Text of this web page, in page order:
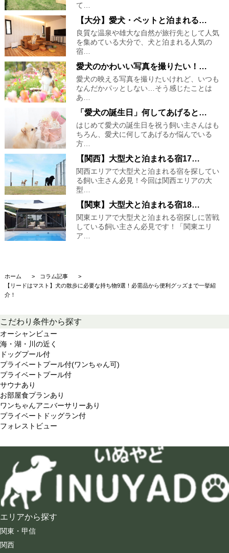
て…
【大分】愛犬・ペットと泊まれる…
良質な温泉や雄大な自然が旅行先として人気
を集めている大分で、犬と泊まれる人気の
宿…
愛犬のかわいい写真を撮りたい！…
愛犬の映える写真を撮りたいけれど、いつも
なんだかパッとしない…そう感じたことは
あ…
「愛犬の誕生日」何してあげると…
はじめて愛犬の誕生日を祝う飼い主さんはも
ちろん、愛犬に何してあげるか悩んでいる
方…
【関西】大型犬と泊まれる宿17…
関西エリアで大型犬と泊まれる宿を探してい
る飼い主さん必見！今回は関西エリアの大
型…
【関東】大型犬と泊まれる宿18…
関東エリアで大型犬と泊まれる宿探しに苦戦
している飼い主さん必見です！「関東エリ
ア…
ホーム
コラム記事
【リードはマスト】犬の散歩に必要な持ち物9選！必需品から便利グッズまで一挙紹
介！
こだわり条件から探す
オーシャンビュー
海・湖・川の近く
ドッグプール付
プライベートプール付(ワンちゃん可)
プライベートプール付
サウナあり
お部屋食プランあり
ワンちゃんアニバーサリーあり
プライベートドッグラン付
フォレストビュー
エリアから探す
関東・甲信
関西